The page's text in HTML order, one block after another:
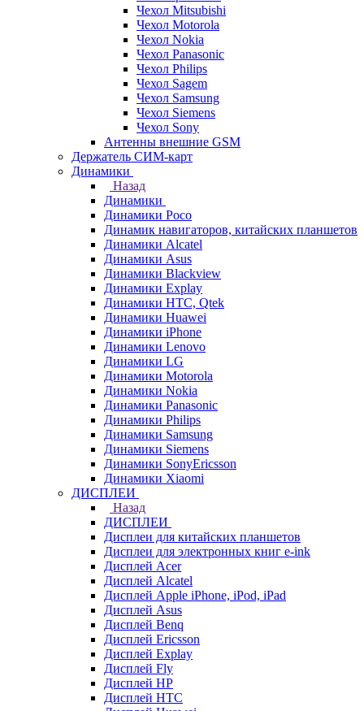
Чехол Mitsubishi
Чехол Motorola
Чехол Nokia
Чехол Panasonic
Чехол Philips
Чехол Sagem
Чехол Samsung
Чехол Siemens
Чехол Sony
Антенны внешние GSM
Держатель СИМ-карт
Динамики
Назад
Динамики
Динамики Poco
Динамик навигаторов, китайских планшетов
Динамики Alcatel
Динамики Asus
Динамики Blackview
Динамики Explay
Динамики HTC, Qtek
Динамики Huawei
Динамики iPhone
Динамики Lenovo
Динамики LG
Динамики Motorola
Динамики Nokia
Динамики Panasonic
Динамики Philips
Динамики Samsung
Динамики Siemens
Динамики SonyEricsson
Динамики Xiaomi
ДИСПЛЕИ
Назад
ДИСПЛЕИ
Дисплеи для китайских планшетов
Дисплеи для электронных книг e-ink
Дисплей Acer
Дисплей Alcatel
Дисплей Apple iPhone, iPod, iPad
Дисплей Asus
Дисплей Benq
Дисплей Ericsson
Дисплей Explay
Дисплей Fly
Дисплей HP
Дисплей HTC